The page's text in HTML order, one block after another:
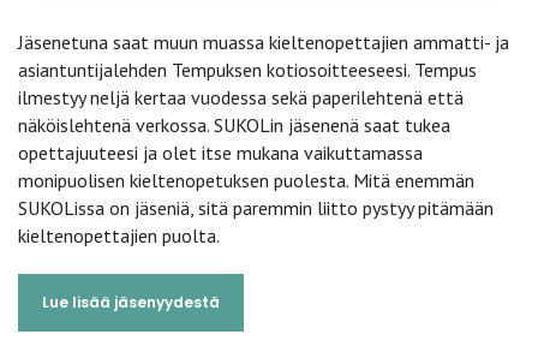
Jäsenetuna saat muun muassa kieltenopettajien ammatti- ja
asiantuntijalehden Tempuksen kotiosoitteeseesi. Tempus
ilmestyy neljä kertaa vuodessa sekä paperilehtenä että
näköislehtenä verkossa. SUKOLin jäsenenä saat tukea
opettajuuteesi ja olet itse mukana vaikuttamassa
monipuolisen kieltenopetuksen puolesta. Mitä enemmän
SUKOLissa on jäseniä, sitä paremmin liitto pystyy pitämään
kieltenopettajien puolta.
Lue lisää jäsenyydestä